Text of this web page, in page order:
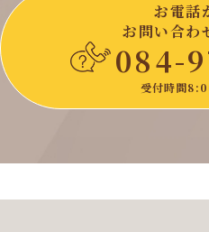
お電話
お問い合わ
084-
受付時間